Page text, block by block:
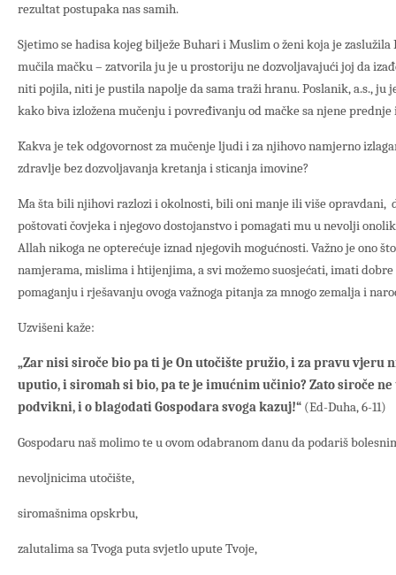
rezultat postupaka nas samih.
Sjetimo se hadisa kojeg bilježe Buhari i Muslim o ženi koja je zaslužila
mučila mačku – zatvorila ju je u prostoriju ne dozvoljavajući joj da
niti pojila, niti je pustila napolje da sama traži hranu. Poslanik, a.s., ju
kako biva izložena mučenju i povređivanju od mačke sa njene prednje
Kakva je tek odgovornost za mučenje ljudi i za njihovo namjerno
zdravlje bez dozvoljavanja kretanja i sticanja imovine?
Ma šta bili njihovi razlozi i okolnosti, bili oni manje ili više opravdani,
poštovati čovjeka i njegovo dostojanstvo i pomagati mu u nevolji
Allah nikoga ne opterećuje iznad njegovih mogućnosti. Važno je ono
namjerama, mislima i htijenjima, a svi možemo suosjećati, imati
pomaganju i rješavanju ovoga važnoga pitanja za mnogo zemalja i
Uzvišeni kaže:
„Zar nisi siroče bio pa ti je On utočište pružio, i za pravu vjeru
uputio, i siromah si bio, pa te je imućnim učinio? Zato siroče
podvikni, i o blagodati Gospodara svoga kazuj!“ (Ed-Duha, 6-11)
Gospodaru naš molimo te u ovom odabranom danu da podariš
nevoljnicima utočište,
siromašnima opskrbu,
zalutalima sa Tvoga puta svjetlo upute Tvoje,